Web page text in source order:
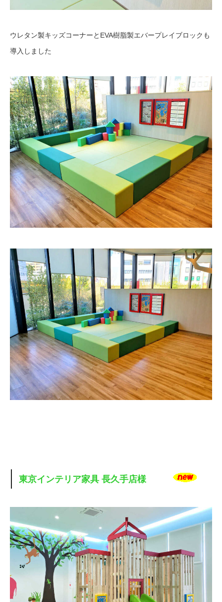
ウレタン製キッズコーナーとEVA樹脂製エバープレイブロックも
導入しました
東京インテリア家具 長久手店様